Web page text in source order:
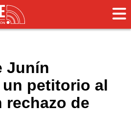
Junín
petitorio al
rechazo de